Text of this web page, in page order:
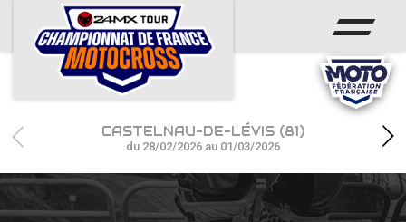
ACCUEIL
ACTUS
CALENDRIER
RÉSULTATS
PHOTOS / WEB TV
CASTELNAU-DE-LÉVIS (81)
du 28/02/2026 au 01/03/2026